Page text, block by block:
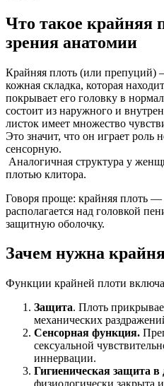
Что такое крайняя
зрения анатомии
Крайняя плоть (или препуций)
кожная складка, которая
покрывает его головку в
состоит из наружного и
листок имеет множество
Это значит, что он играет роль
сенсорную.
Аналогичная структура у
плотью клитора.
Говоря проще: крайняя плоть —
располагается над головкой
защитную оболочку.
Зачем нужна
Функции крайней плоти
Защита. Плоть
механических
Сенсорная функция.
сексуальной
иннервации.
Гигиеническая защита в